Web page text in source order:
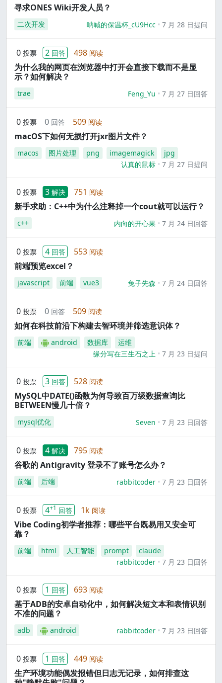
寻求ONES Wiki开发人员？
二次开发 呐喊的保温杯_cU9Hcc 7 月 28 日提问
0 投票 2 回答 498 阅读
为什么我的网页在浏览器中打开会直接下载而不是显
示？如何解决？
trae Feng_Yu 7 月 27 日回答
0 投票 0 回答 509 阅读
macOS下如何无损打开jxr图片文件？
macos 图片处理 png imagemagick
jpg
认真的鼠标
7 月 27 日提问
0 投票 3 解决 751 阅读
新手求助：C++中为什么注释掉一个cout就可以运行？
c++ 内向的开心果 7 月 24 日回答
0 投票 4 回答 553 阅读
前端预览excel？
javascript 前端 vue3 兔子先森 7 月 24 日回答
0 投票 0 回答 509 阅读
如何在科技前沿下构建去智环境并筛选意识体？
前端 android 数据库
运维
缘分写在三生石之上
7 月 23 日提问
0 投票 3 回答 528 阅读
MySQL中DATE()函数为何导致百万级数据查询比
BETWEEN慢几十倍？
mysql优化 Seven 7 月 23 日回答
0 投票 4 解决 795 阅读
谷歌的 Antigravity 登录不了账号怎么办？
前端 后端 rabbitcoder 7 月 23 日回答
0 投票 4+1 回答 1k 阅读
Vibe Coding初学者推荐：哪些平台既易用又安全可
靠？
前端 html 人工智能 prompt
claude
rabbitcoder
7 月 23 日回答
0 投票 1 回答 693 阅读
基于ADB的安卓自动化中，如何解决短文本和表情识别
不准的问题？
adb android rabbitcoder 7 月 23 日回答
0 投票 1 回答 449 阅读
生产环境功能偶发报错但日志无记录，如何排查这